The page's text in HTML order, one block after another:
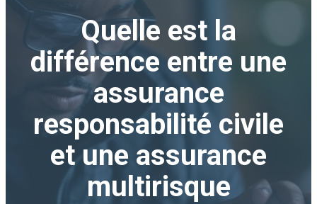
Quelle est la
différence entre une
assurance
responsabilité civile
et une assurance
multirisque